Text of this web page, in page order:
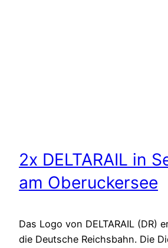
2x DELTARAIL in
am Oberuckersee
Das Logo von DELTARAIL (DR)
die Deutsche Reichsbahn. Die